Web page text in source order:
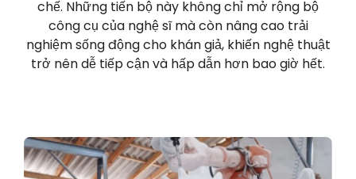
chế. Những tiến bộ này không chỉ mở rộng bộ
công cụ của nghệ sĩ mà còn nâng cao trải
nghiệm sống động cho khán giả, khiến nghệ thuật
trở nên dễ tiếp cận và hấp dẫn hơn bao giờ hết.